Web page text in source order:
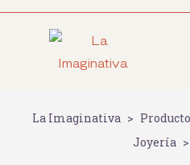
La Imaginativa >
Joyería >